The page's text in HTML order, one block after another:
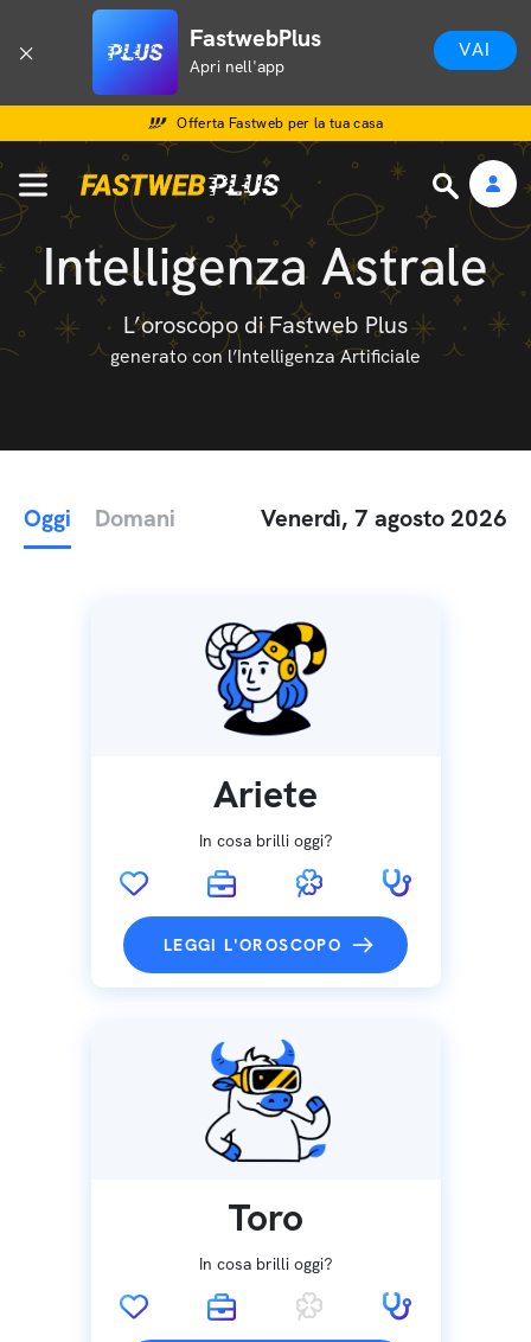
FastwebPlus
Apri nell'app
VAI
Offerta Fastweb per la tua casa
Intelligenza Astrale
L’oroscopo di Fastweb Plus
generato con l’Intelligenza Artificiale
Oggi Domani Venerdì, 7 agosto 2026
Ariete
In cosa brilli oggi?
LEGGI L'OROSCOPO
Toro
In cosa brilli oggi?